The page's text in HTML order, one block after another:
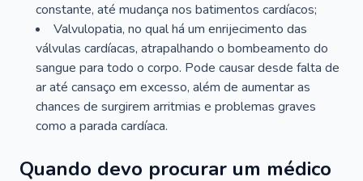
constante, até mudança nos batimentos cardíacos;
Valvulopatia, no qual há um enrijecimento das
válvulas cardíacas, atrapalhando o bombeamento do
sangue para todo o corpo. Pode causar desde falta de
ar até cansaço em excesso, além de aumentar as
chances de surgirem arritmias e problemas graves
como a parada cardíaca.
Quando devo procurar um médico